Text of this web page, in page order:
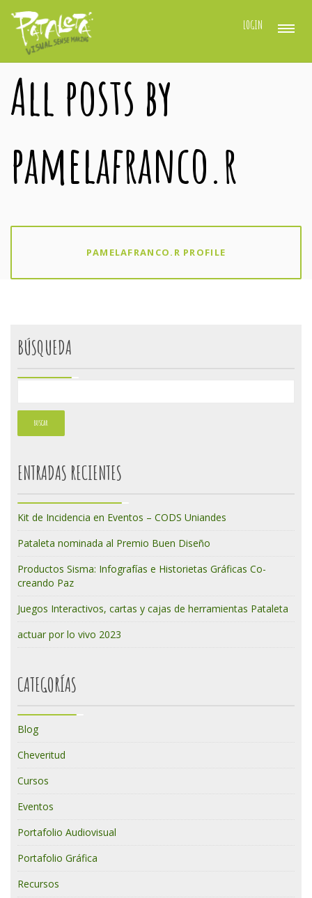
LOGIN
All posts by
pamelafranco.r
PAMELAFRANCO.R PROFILE
BÚSQUEDA
ENTRADAS RECIENTES
Kit de Incidencia en Eventos – CODS Uniandes
Pataleta nominada al Premio Buen Diseño
Productos Sisma: Infografías e Historietas Gráficas Co-
creando Paz
Juegos Interactivos, cartas y cajas de herramientas Pataleta
actuar por lo vivo 2023
CATEGORÍAS
Blog
Cheveritud
Cursos
Eventos
Portafolio Audiovisual
Portafolio Gráfica
Recursos